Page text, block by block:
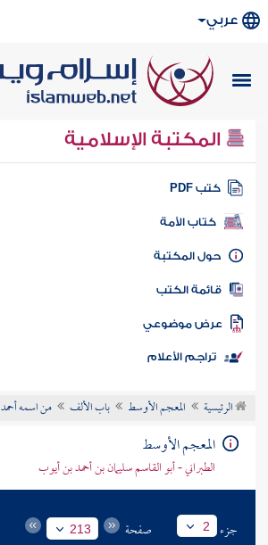
عربي
المكتبة الإسلامية
كتب PDF
كتاب الأمة
المكتبة
الكتب
موضوعي
تراجم الأعلام
الرئيسية المعجم الأوسط باب الألف من اسمه أحمد
المعجم الأوسط
الطبراني - أبو القاسم سليمان بن أحمد بن أيوب
جزء 2 صفحة 213